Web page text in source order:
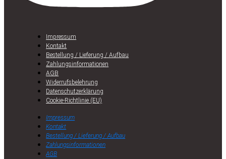
Impressum
Kontakt
Bestellung / Lieferung / Aufbau
Zahlungsinformationen
AGB
Widerrufsbelehrung
Datenschutzerklärung
Cookie-Richtlinie (EU)
Impressum
Kontakt
Bestellung / Lieferung / Aufbau
Zahlungsinformationen
AGB